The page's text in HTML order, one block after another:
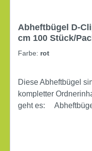
Abheftbügel D-
cm 100 Stück/
Farbe: rot
Diese Abheftbügel
kompletter
geht es: Abheftbügel auf die offene Ringmechanik